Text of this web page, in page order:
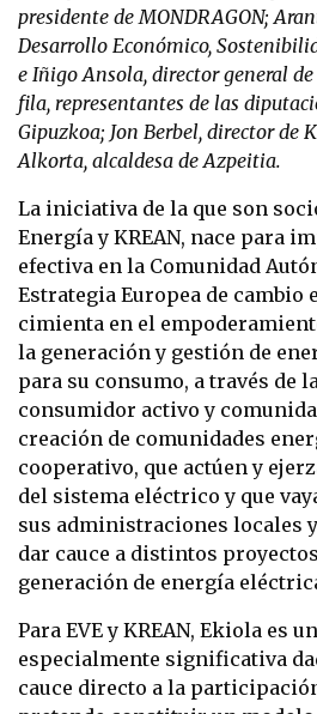
presidente de MONDRAGON;
Desarrollo Económico,
e Iñigo Ansola, director general
fila, representantes de las
Gipuzkoa; Jon Berbel, director de
Alkorta, alcaldesa de Azpeitia.
La iniciativa de la que son
Energía y KREAN, nace para
efectiva en la Comunidad
Estrategia Europea de cambio
cimienta en el
la generación y gestión de
para su consumo, a través de
consumidor activo y
creación de comunidades
cooperativo, que actúen y
del sistema eléctrico y que
sus administraciones locales
dar cauce a distintos
generación de energía
Para EVE y KREAN, Ekiola es
especialmente significativa
cauce directo a la